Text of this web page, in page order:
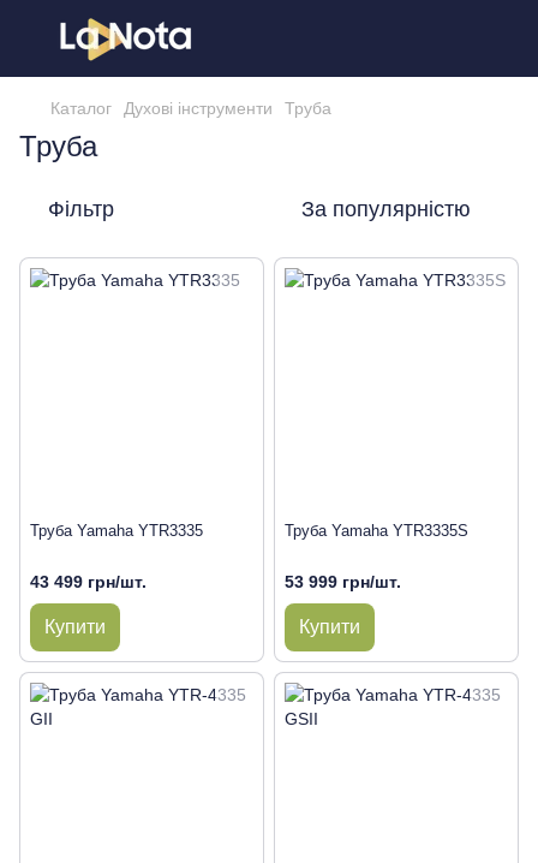
Каталог Духові інструменти Труба
Труба
Фільтр За популярністю
Труба Yamaha YTR3335
43 499 грн/шт.
Купити
Труба Yamaha YTR3335S
53 999 грн/шт.
Купити